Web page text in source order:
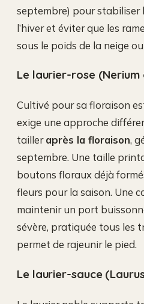
septembre) pour
l’hiver et éviter que les
sous le poids de la neige
Le laurier-rose
Cultivé pour sa floraison
exige une approche
tailleraprès la floraison,
septembre. Une taille
boutons floraux déjà
fleurs pour la saison. Une
maintenir un port
sévère, pratiquée tous les
permet de rajeunir le pied.
Le laurier-sauce